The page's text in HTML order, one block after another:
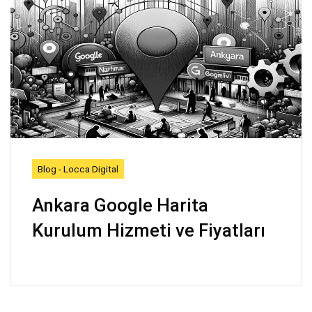
Blog - Locca Digital
Ankara Google Harita
Kurulum Hizmeti ve Fiyatları